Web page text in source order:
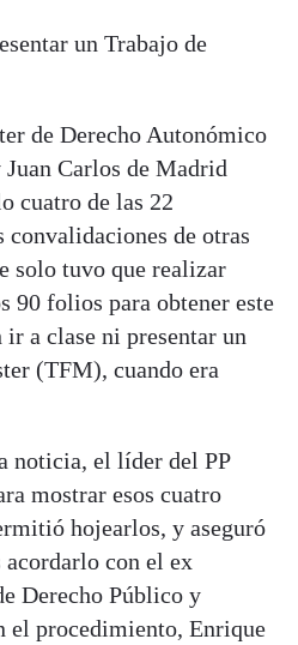
un Trabajo de
de Derecho Autonómico
Carlos de Madrid
cuatro de las 22
convalidaciones de otras
solo tuvo que realizar
90 folios para obtener este
a clase ni presentar un
(TFM), cuando era
noticia, el líder del PP
mostrar esos cuatro
hojearlos, y aseguró
acordarlo con el ex
Derecho Público y
procedimiento, Enrique